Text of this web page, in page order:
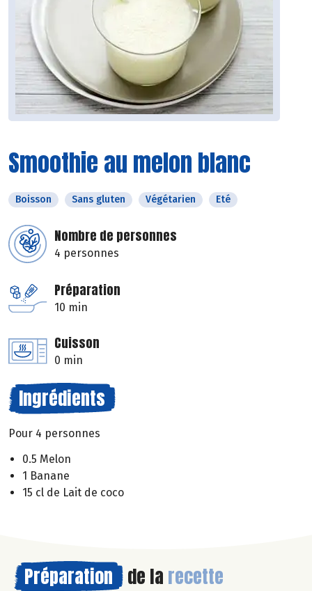
Smoothie au melon blanc
Boisson Sans gluten Végétarien Eté
Nombre de personnes
4 personnes
Préparation
10 min
Cuisson
0 min
Ingrédients
Pour 4 personnes
0.5 Melon
1 Banane
15 cl de Lait de coco
Préparation de la recette